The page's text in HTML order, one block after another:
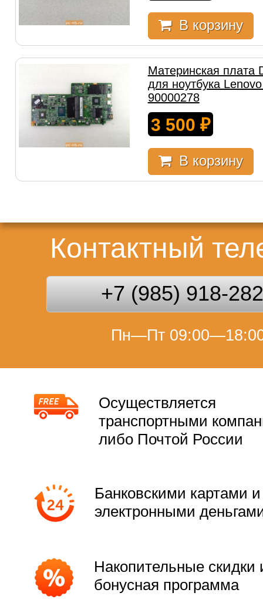
В корзину
Материнская плата
для ноутбука
90000278
3 500 ₽
В корзину
Контактный
+7 (985) 918-
Пн—Пт
Осуществляется
транспортными
либо Почтой России
Банковскими картами и
электронными
Накопительные скидки
бонусная программа